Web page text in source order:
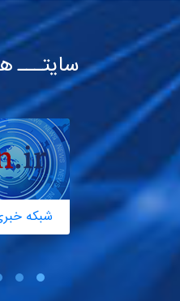
سایتـــ
شبکه